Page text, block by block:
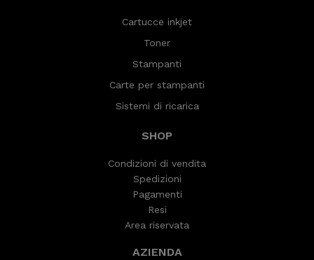
Cartucce inkjet
Toner
Stampanti
Carte per stampanti
Sistemi di ricarica
SHOP
Condizioni di vendita
Spedizioni
Pagamenti
Resi
Area riservata
AZIENDA